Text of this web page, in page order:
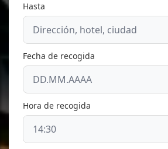
Hasta
Fecha de recogida
Hora de recogida